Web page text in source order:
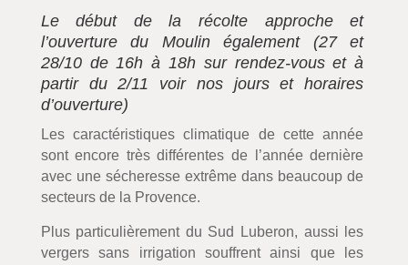
Le début de la récolte approche et
l’ouverture du Moulin également (27 et
28/10 de 16h à 18h sur rendez-vous et à
partir du 2/11 voir nos jours et horaires
d’ouverture)
Les caractéristiques climatique de cette année
sont encore très différentes de l’année dernière
avec une sécheresse extrême dans beaucoup de
secteurs de la Provence.
Plus particulièrement du Sud Luberon, aussi les
vergers sans irrigation souffrent ainsi que les